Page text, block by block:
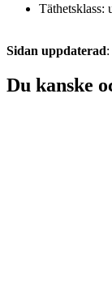
Täthetsklass:
Sidan uppdaterad
Du kanske